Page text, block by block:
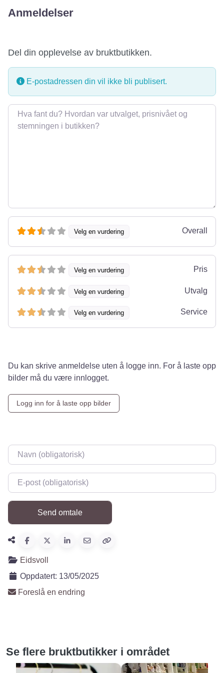
Anmeldelser
Del din opplevelse av bruktbutikken.
E-postadressen din vil ikke bli publisert.
Omtale
Velg en vurdering Overall
Velg en vurdering Pris
Velg en vurdering Utvalg
Velg en vurdering Service
Du kan skrive anmeldelse uten å logge inn. For å laste opp
bilder må du være innlogget.
Logg inn for å laste opp bilder
Navn
E-post
Eidsvoll
Oppdatert: 13/05/2025
Foreslå en endring
Se flere bruktbutikker i området